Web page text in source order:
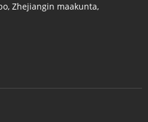
Zhejiangin maakunta,